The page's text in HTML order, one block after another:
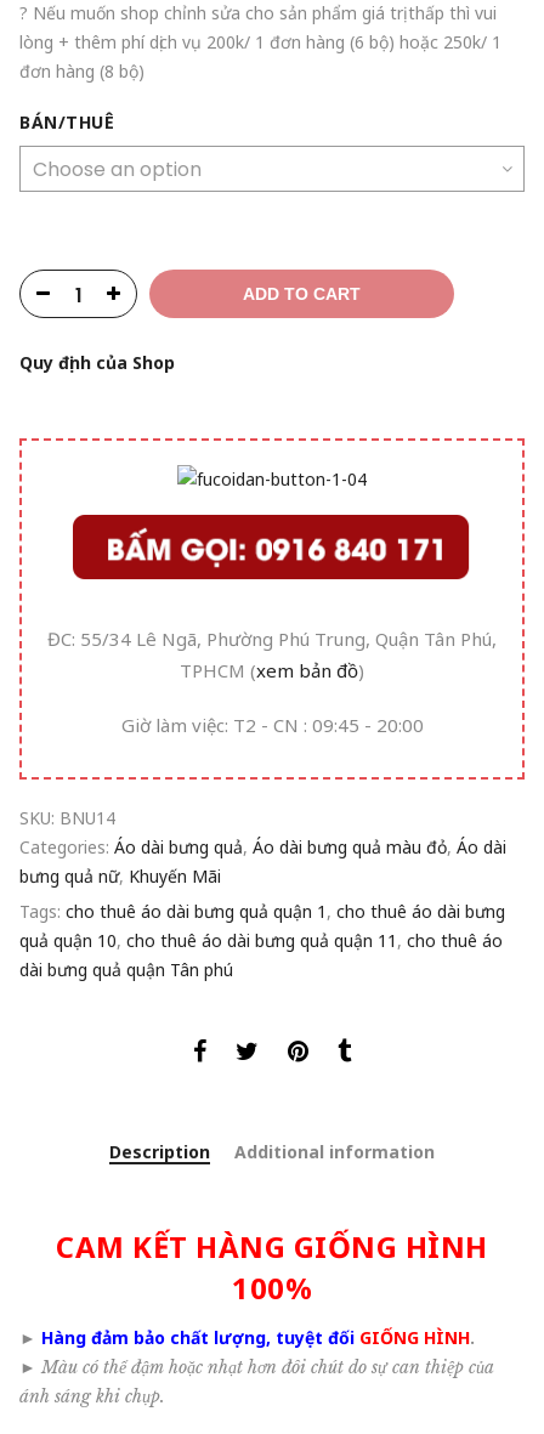
? Nếu muốn shop chỉnh sửa cho sản phẩm giá trị thấp thì vui
lòng + thêm phí dịch vụ 200k/ 1 đơn hàng (6 bộ) hoặc 250k/ 1
đơn hàng (8 bộ)
BÁN/THUÊ
ADD TO CART
Quy định của Shop
ĐC: 55/34 Lê Ngã, Phường Phú Trung, Quận Tân Phú,
TPHCM (xem bản đồ)
Giờ làm việc: T2 - CN : 09:45 - 20:00
SKU: BNU14
Categories: Áo dài bưng quả, Áo dài bưng quả màu đỏ, Áo dài
bưng quả nữ, Khuyến Mãi
Tags: cho thuê áo dài bưng quả quận 1 , cho thuê áo dài bưng
quả quận 10, cho thuê áo dài bưng quả quận 11 , cho thuê áo
dài bưng quả quận Tân phú
Description Additional information
CAM KẾT HÀNG GIỐNG HÌNH
100%
► Hàng đảm bảo chất lượng, tuyệt đối GIỐNG HÌNH.
►Màu có thể đậm hoặc nhạt hơn đôi chút do sự can thiệp của
ánh sáng khi chụp.